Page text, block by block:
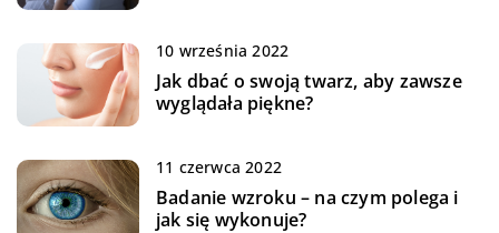
10 września 2022
Jak dbać o swoją twarz, aby zawsze
wyglądała piękne?
11 czerwca 2022
Badanie wzroku – na czym polega i
jak się wykonuje?